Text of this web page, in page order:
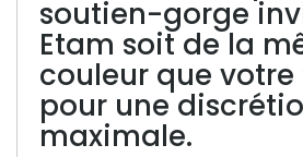
soutien-gorge
Etam soit de la
couleur que votre
pour une
maximale.